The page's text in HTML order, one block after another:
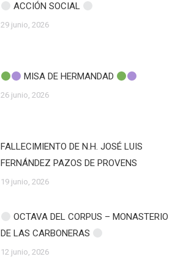
ACCIÓN SOCIAL
29 junio, 2026
MISA DE HERMANDAD
26 junio, 2026
FALLECIMIENTO DE N.H. JOSÉ LUIS
FERNÁNDEZ PAZOS DE PROVENS
19 junio, 2026
OCTAVA DEL CORPUS – MONASTERIO
DE LAS CARBONERAS
12 junio, 2026